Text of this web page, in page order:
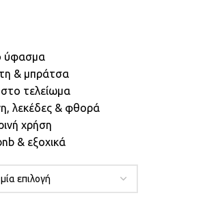
ύφασμα
& μπράτσα
στο τελείωμα
λεκέδες & φθορά
χρήση
& εξοχικά